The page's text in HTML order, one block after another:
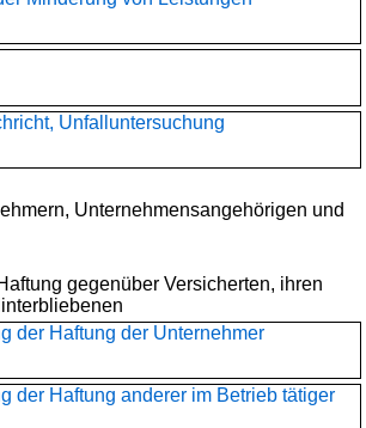
Unfalluntersuchung
Unternehmensangehörigen und
gegenüber Versicherten, ihren
der Haftung der Unternehmer
der Haftung anderer im Betrieb tätiger